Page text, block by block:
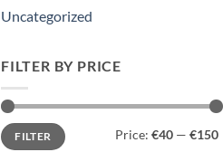
Uncategorized
FILTER BY PRICE
Min
price
Max
priceFILTER Price: €40 — €150